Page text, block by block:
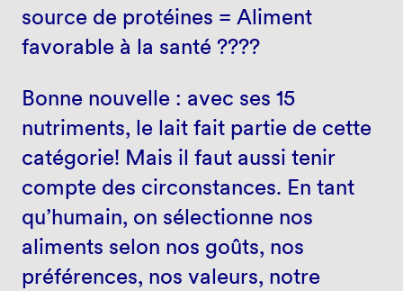
source de protéines = Aliment
favorable à la santé ????
Bonne nouvelle : avec ses 15
nutriments, le lait fait partie de cette
catégorie! Mais il faut aussi tenir
compte des circonstances. En tant
qu’humain, on sélectionne nos
aliments selon nos goûts, nos
préférences, nos valeurs, notre